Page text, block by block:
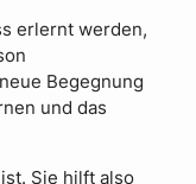
erlernt werden,
Begegnung
und das
Sie hilft also